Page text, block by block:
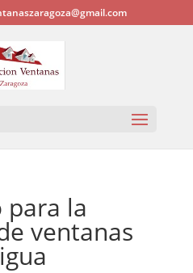
para la
ventanas